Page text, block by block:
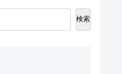
検索